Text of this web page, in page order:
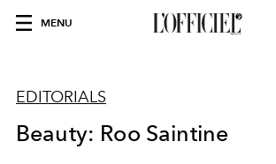
MENU
EDITORIALS
Beauty: Roo Saintine